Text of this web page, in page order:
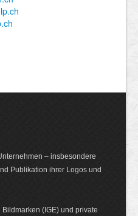
– insbesondere
Publikation ihrer Logos und
(IGE) und private